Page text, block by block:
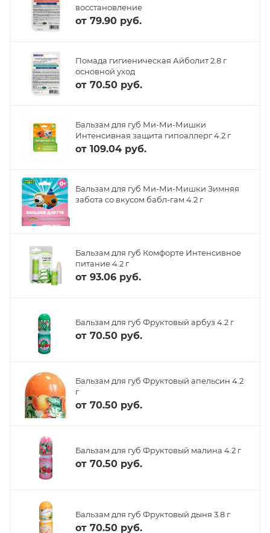
восстановление
от 79.90 руб.
Помада гигиеническая Айболит 2.8 г
основной уход
от 70.50 руб.
Бальзам для губ Ми-Ми-Мишки
Интенсивная защита гипоаллерг 4.2 г
от 109.04 руб.
Бальзам для губ Ми-Ми-Мишки Зимняя
забота со вкусом бабл-гам 4.2 г
Бальзам для губ Комфорте Интенсивное
питание 4.2 г
от 93.06 руб.
Бальзам для губ Фруктовый арбуз 4.2 г
от 70.50 руб.
Бальзам для губ Фруктовый апельсин 4.2
г
от 70.50 руб.
Бальзам для губ Фруктовый малина 4.2 г
от 70.50 руб.
Бальзам для губ Фруктовый дыня 3.8 г
от 70.50 руб.